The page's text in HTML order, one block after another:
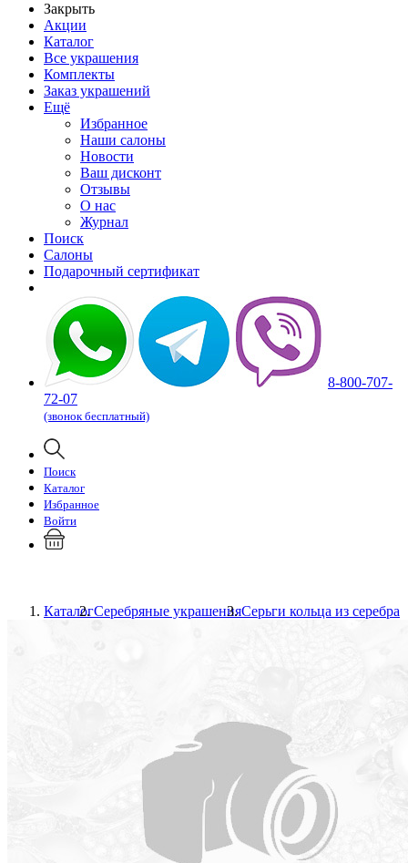
Закрыть
Акции
Каталог
Все украшения
Комплекты
Заказ украшений
Ещё
Избранное
Наши салоны
Новости
Ваш дисконт
Отзывы
О нас
Журнал
Поиск
Салоны
Подарочный сертификат
8-800-707-
72-07
(звонок бесплатный)
Поиск
Каталог
Избранное
Войти
КаталогСеребряные украшенияСерьги кольца из серебра